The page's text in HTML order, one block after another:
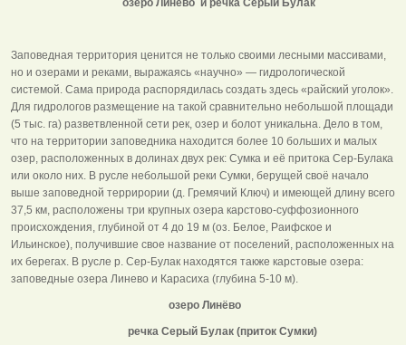
озеро Линёво и речка Серый Булак
Заповедная территория ценится не только своими лесными массивами,
но и озерами и реками, выражаясь «научно» — гидрологической
системой. Сама природа распорядилась создать здесь «райский уголок».
Для гидрологов размещение на такой сравнительно небольшой площади
(5 тыс. га) разветвленной сети рек, озер и болот уникальна. Дело в том,
что на территории заповедника находится более 10 больших и малых
озер, расположенных в долинах двух рек: Сумка и её притока Сер-Булака
или около них. В русле небольшой реки Сумки, берущей своё начало
выше заповедной террирории (д. Гремячий Ключ) и имеющей длину всего
37,5 км, расположены три крупных озера карстово-суффозионного
происхождения, глубиной от 4 до 19 м (оз. Белое, Раифское и
Ильинское), получившие свое название от поселений, расположенных на
их берегах. В русле р. Сер-Булак находятся также карстовые озера:
заповедные озера Линево и Карасиха (глубина 5-10 м).
озеро Линёво
речка Серый Булак (приток Сумки)